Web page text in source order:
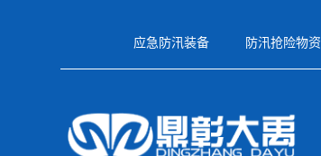
应急防汛装备 防汛抢险物资